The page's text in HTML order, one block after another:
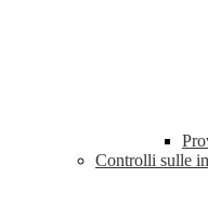
Controlli sulle